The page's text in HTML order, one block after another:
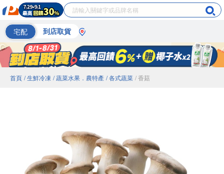
宅配 到店取貨
首頁 / 生鮮冷凍 / 蔬菜水果．農特產 / 各式蔬菜 / 香菇